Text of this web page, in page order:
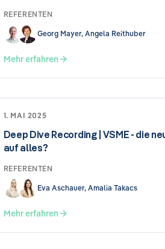
REFERENTEN
Georg Mayer, Angela Reithuber
Mehr erfahren
1. MAI 2025
Deep Dive Recording | VSME - die
auf alles?
REFERENTEN
Eva Aschauer, Amalia Takacs
Mehr erfahren